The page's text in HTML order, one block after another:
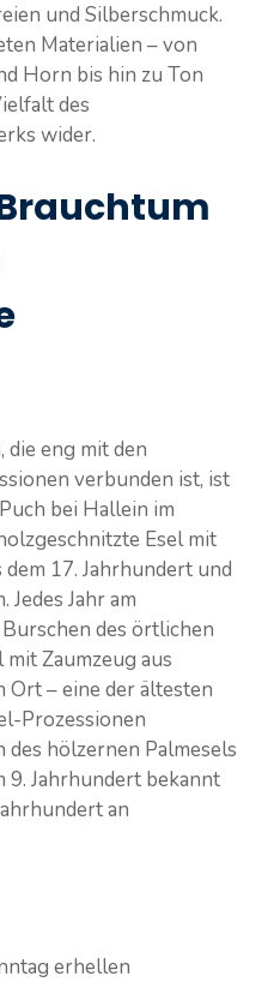
und Silberschmuck.
Materialien – von
Horn bis hin zu Ton
des
wider.
die eng mit den
verbunden ist, ist
bei Hallein im
Esel mit
17. Jahrhundert und
Jahr am
des örtlichen
Zaumzeug aus
Ort – eine der ältesten
Prozessionen
hölzernen Palmesels
Jahrhundert bekannt
an
erhellen